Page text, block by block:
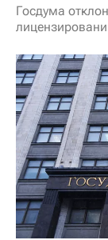
Госдума